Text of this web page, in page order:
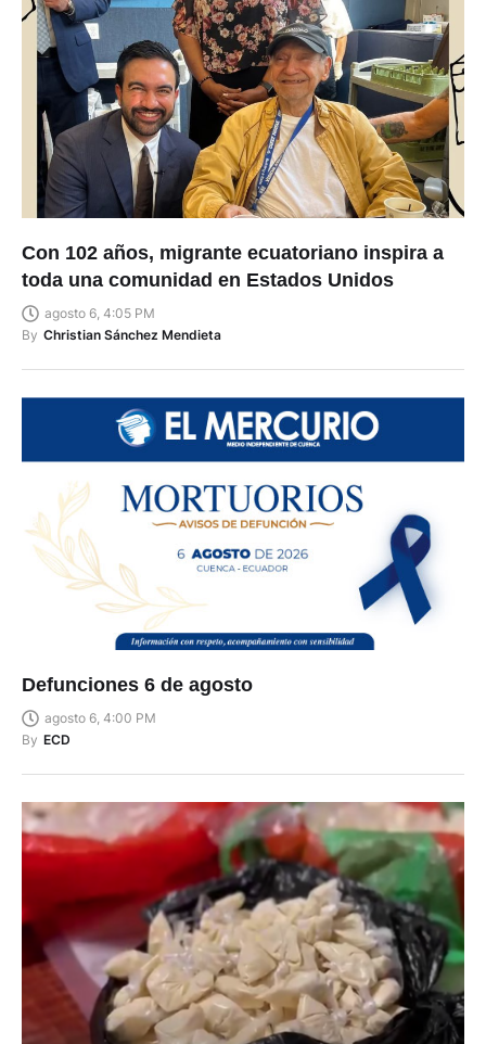
Con 102 años, migrante ecuatoriano inspira a
toda una comunidad en Estados Unidos
agosto 6, 4:05 PM
By Christian Sánchez Mendieta
Defunciones 6 de agosto
agosto 6, 4:00 PM
By ECD